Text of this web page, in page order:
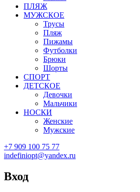
ПЛЯЖ
МУЖСКОЕ
Трусы
Пляж
Пижамы
Футболки
Брюки
Шорты
СПОРТ
ДЕТСКОЕ
Девочки
Мальчики
НОСКИ
Женские
Мужские
+7 909 100 75 77
indefiniopt@yandex.ru
Вход